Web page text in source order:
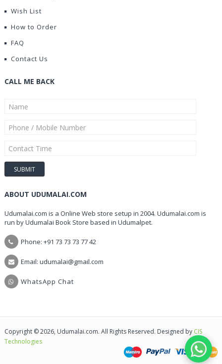
Wish List
How to Order
FAQ
Contact Us
CALL ME BACK
ABOUT UDUMALAI.COM
Udumalai.com is a Online Web store setup in 2004. Udumalai.com is
run by Udumalai Book Store based in Udumalpet.
Phone: +91 73 73 73 77 42
Email: udumalai@gmail.com
WhatsApp Chat
Copyright © 2026, Udumalai.com. All Rights Reserved. Designed by CIS
Technologies